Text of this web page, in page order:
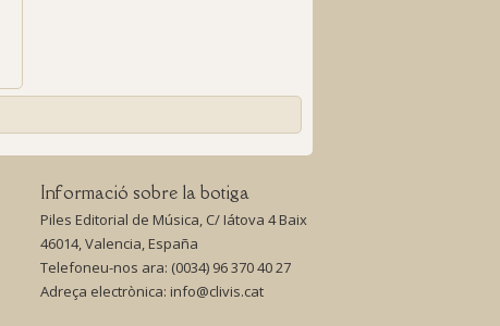
Informació sobre la botiga
Piles Editorial de Música, C/ Iátova 4 Baix
46014, Valencia, España
Telefoneu-nos ara: (0034) 96 370 40 27
Adreça electrònica: info@clivis.cat